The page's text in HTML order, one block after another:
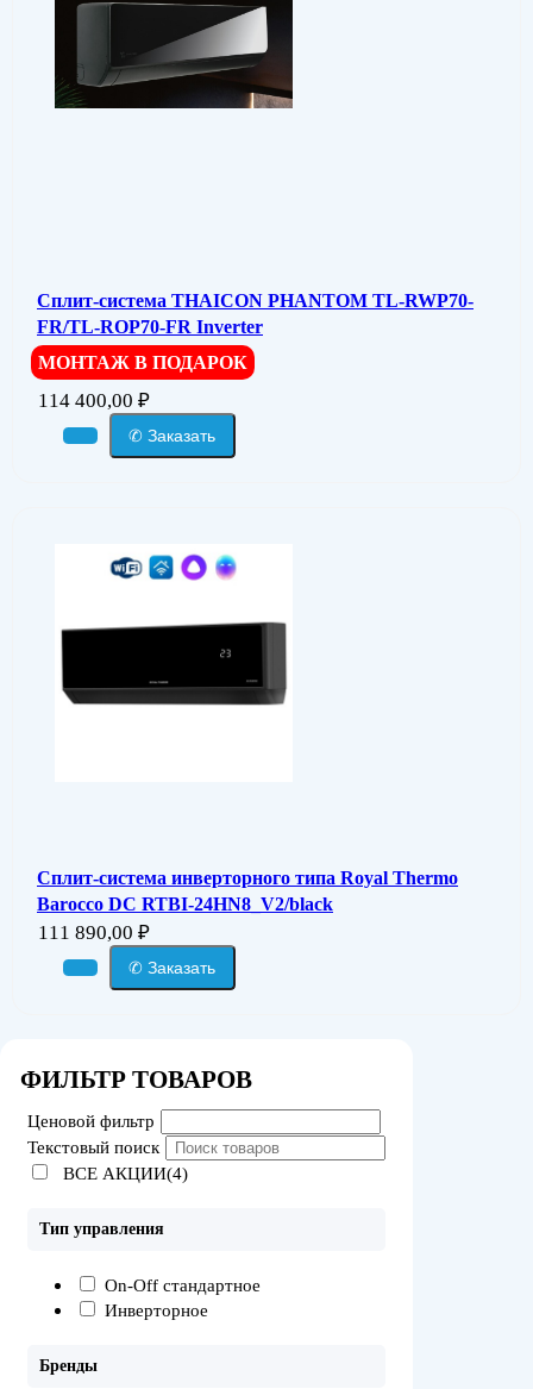
Сплит-система THAICON PHANTOM TL-RWP70-
FR/TL-ROP70-FR Inverter
МОНТАЖ В ПОДАРОК
114 400,00 ₽
✆ Заказать
Сплит-система инверторного типа Royal Thermo
Barocco DC RTBI-24HN8_V2/black
111 890,00 ₽
✆ Заказать
ФИЛЬТР ТОВАРОВ
Ценовой фильтр
Текстовый поиск
ВСЕ АКЦИИ(4)
Тип управления
On-Off стандартное
Инверторное
Бренды